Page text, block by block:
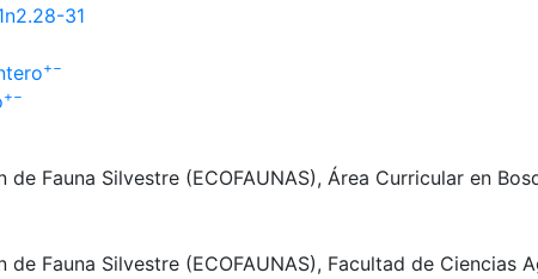
31
+−
+−
Fauna Silvestre (ECOFAUNAS), Área Curricular en
Fauna Silvestre (ECOFAUNAS), Facultad de Ciencias